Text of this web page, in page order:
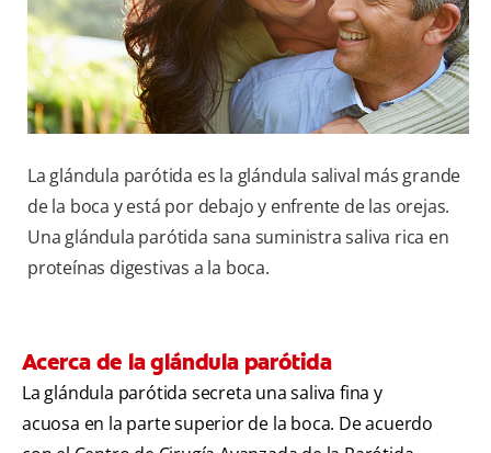
SV (ES)
SUSCRÍBASE
La glándula parótida es la glándula salival más grande
de la boca y está por debajo y enfrente de las orejas.
Una glándula parótida sana suministra saliva rica en
proteínas digestivas a la boca.
Acerca de la glándula parótida
La glándula parótida secreta una saliva fina y
acuosa en la parte superior de la boca. De acuerdo